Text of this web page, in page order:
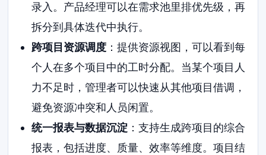
录入。产品经理可以在需求池里排优先级，再
拆分到具体迭代中执行。
跨项目资源调度：提供资源视图，可以看到每
个人在多个项目中的工时分配。当某个项目人
力不足时，管理者可以快速从其他项目借调，
避免资源冲突和人员闲置。
统一报表与数据沉淀：支持生成跨项目的综合
报表，包括进度、质量、效率等维度。项目结